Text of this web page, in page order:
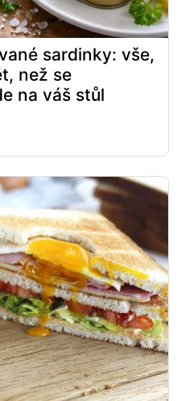
sardinky: vše,
než se
na váš stůl